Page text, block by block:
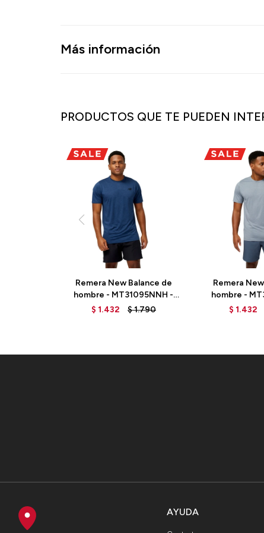
Más información
PRODUCTOS QUE TE PUEDEN
Remera New Balance de
hombre - MT31095NNH -
BLUE
$ 1.432 $1.790
Remera
hombre -
$ 1.432
AYUDA